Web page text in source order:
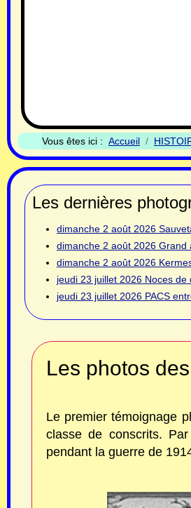
Vous êtes ici : Accueil
Les dernières
dimanche 2 août 2026
dimanche 2 août 2026 Grand
dimanche 2 août 2026
jeudi 23 juillet 2026 Noces de
jeudi 23 juillet 2026 PACS
Les photos
Le premier témoignage
classe de conscrits.
pendant la guerre de